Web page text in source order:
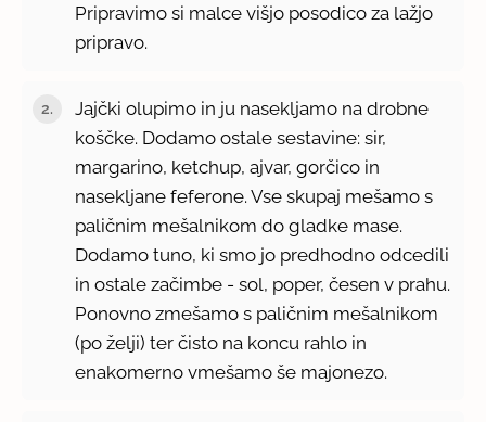
Pripravimo si malce višjo posodico za lažjo
pripravo.
Jajčki olupimo in ju nasekljamo na drobne
koščke. Dodamo ostale sestavine: sir,
margarino, ketchup, ajvar, gorčico in
nasekljane feferone. Vse skupaj mešamo s
paličnim mešalnikom do gladke mase.
Dodamo tuno, ki smo jo predhodno odcedili
in ostale začimbe - sol, poper, česen v prahu.
Ponovno zmešamo s paličnim mešalnikom
(po želji) ter čisto na koncu rahlo in
enakomerno vmešamo še majonezo.